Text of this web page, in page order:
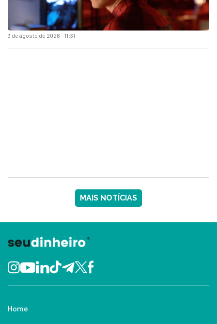
3 de agosto de 2026 - 11:31
MAIS NOTÍCIAS
Home